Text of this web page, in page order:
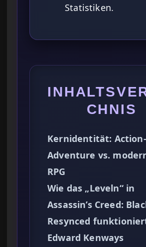
Statistiken.
CHNIS
Kernidentität: Action-
Adventure vs.
RPG
Wie das „Leveln“ in
Assassin’s Creed:
Resynced
Edward Kenways